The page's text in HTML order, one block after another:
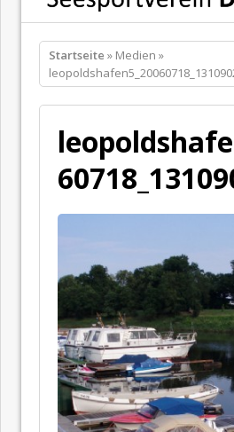
Startseite » Medien »